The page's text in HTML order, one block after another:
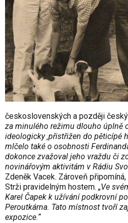
československých a později
za minulého režimu dlouho úplně
ideologicky ‚přistřižen do pěticípé
mlčelo také o osobnosti
dokonce zvažoval jeho vraždu či
novinářovým aktivitám v Rádiu
Zdeněk Vacek. Zároveň
Strži pravidelným hostem. „Ve
Karel Čapek k užívání podkrovní
Peroutkárna. Tato místnost tvoří
expozice.“